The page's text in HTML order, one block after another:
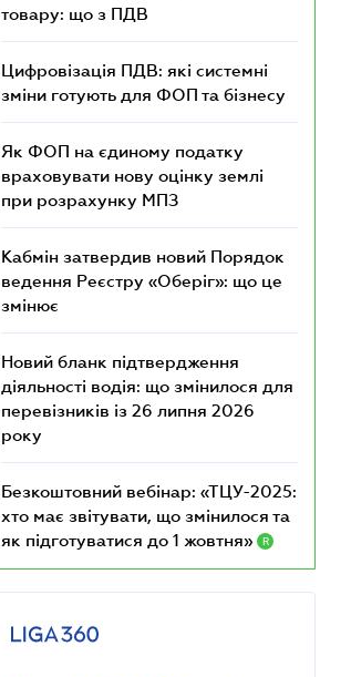
товару: що з ПДВ
Цифровізація ПДВ: які системні
зміни готують для ФОП та бізнесу
Як ФОП на єдиному податку
враховувати нову оцінку землі
при розрахунку МПЗ
Кабмін затвердив новий Порядок
ведення Реєстру «Оберіг»: що це
змінює
Новий бланк підтвердження
діяльності водія: що змінилося для
перевізників із 26 липня 2026
року
Безкоштовний вебінар: «ТЦУ-2025:
хто має звітувати, що змінилося та
як підготуватися до 1 жовтня»
R